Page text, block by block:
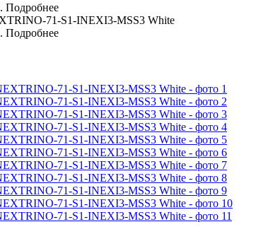
Подробнее
71-S1-INEXI3-MSS3 White
Подробнее